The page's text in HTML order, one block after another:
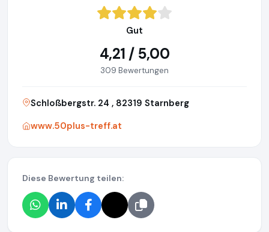
Gut
4,21 / 5,00
309 Bewertungen
Schloßbergstr. 24 , 82319 Starnberg
www.50plus-treff.at
Diese Bewertung teilen: